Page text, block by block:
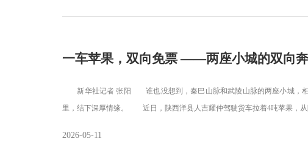
一车苹果，双向免票 ——两座小城的双向
新华社记者 张阳 谁也没想到，秦巴山脉和武陵山脉的两座小城，相
里，结下深厚情缘。 近日，陕西洋县人吉耀仲驾驶货车拉着4吨苹果，从
2026-05-11